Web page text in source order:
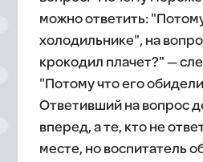
можно ответить:
холодильнике", на
крокодил плачет?" —
"Потому что его
Ответивший на вопрос
вперед, а те, кто не
месте, но воспитатель